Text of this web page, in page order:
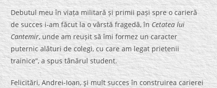
Debutul meu în viața militară și primii pași spre o carieră
de succes i-am făcut la o vârstă fragedă, înCetatea lui
Cantemir, unde am reușit să îmi formez un caracter
puternic alături de colegi, cu care am legat prietenii
trainice”, a spus tânărul student.
Felicitări, Andrei-Ioan, şi mult succes în construirea carierei